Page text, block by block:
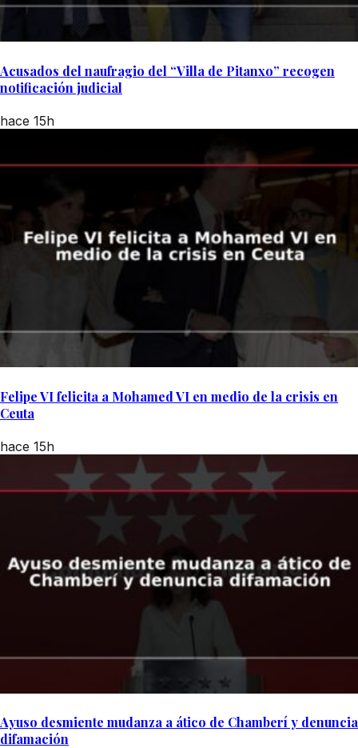
Acusados del naufragio del “Villa de Pitanxo” recogen
notificación judicial
hace 15h
Felipe VI felicita a Mohamed VI en medio de la crisis en
Ceuta
hace 15h
Ayuso desmiente mudanza a ático de Chamberí y denuncia
difamación